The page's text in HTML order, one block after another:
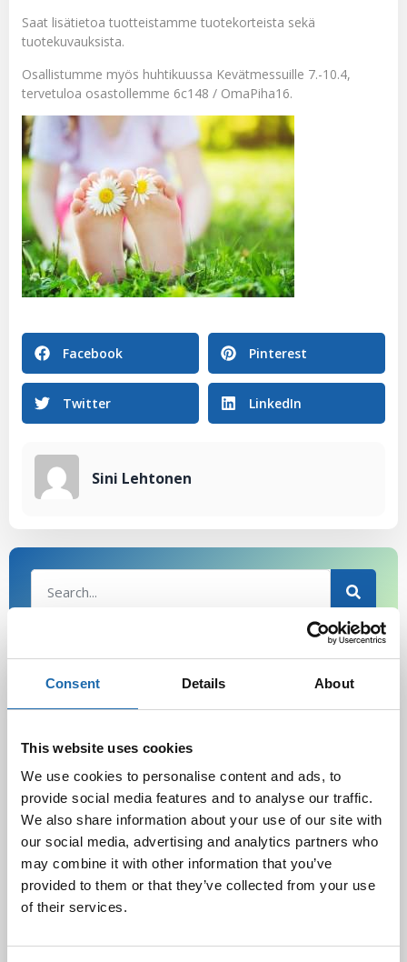
Consent Details About
This website uses cookies
We use cookies to personalise content and ads, to
provide social media features and to analyse our traffic.
We also share information about your use of our site with
our social media, advertising and analytics partners who
may combine it with other information that you’ve
provided to them or that they’ve collected from your use
of their services.
Saat lisätietoa tuotteistamme tuotekorteista sekä
tuotekuvauksista.
Osallistumme myös huhtikuussa Kevätmessuille 7.-10.4,
tervetuloa osastollemme 6c148 / OmaPiha16.
Facebook Pinterest
Twitter LinkedIn
Sini Lehtonen
Black Friday & cyber Monday 2025!
Kevään uutuus tuotteet ovat nyt
verkkokaupassa!
10.03.2025